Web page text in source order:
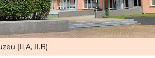
(II.A, II.B)